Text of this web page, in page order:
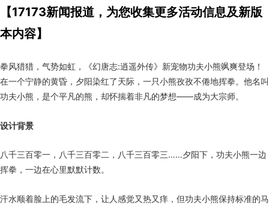
【17173新闻报道，为您收集更多活动信息及新版
本内容】
拳风猎猎，气势如虹，《幻唐志:逍遥外传》新宠物功夫小熊飒爽登场！
在一个宁静的黄昏，夕阳染红了天际，一只小熊孜孜不倦地挥拳。他名叫
功夫小熊，是个平凡的熊，却怀揣着非凡的梦想——成为大宗师。
设计背景
八千三百零一，八千三百零二，八千三百零三……夕阳下，功夫小熊一边
挥拳，一边在心里默默计数。
汗水顺着脸上的毛发流下，让人感觉又热又痒，但功夫小熊保持标准的马